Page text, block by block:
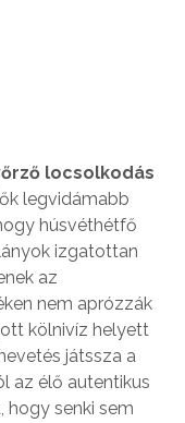
locsolkodás
legvidámabb
húsvéthétfő
izgatottan
az
nem aprózzák
kölnivíz helyett
játssza a
az élő autentikus
hogy senki sem